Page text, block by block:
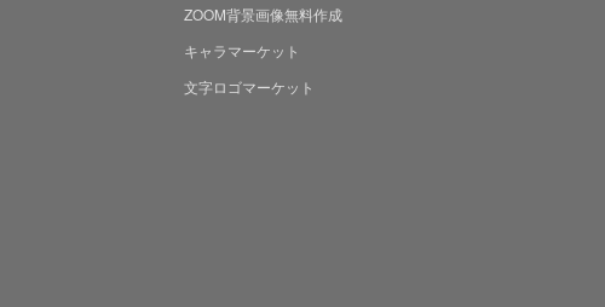
ZOOM背景画像無料作成
キャラマーケット
文字ロゴマーケット